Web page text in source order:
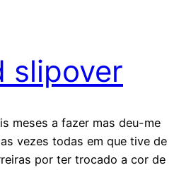
slipover
meses a fazer mas deu-me
vezes todas em que tive de
por ter trocado a cor de